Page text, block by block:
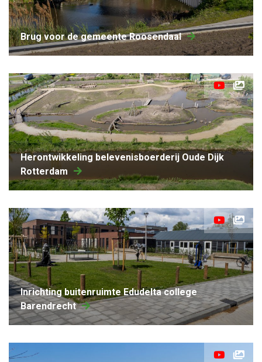
brug voor de gemeente Roosendaal
Herontwikkeling belevenisboerderij Oude Dijk
Rotterdam
inrichting buitenruimte Edudelta college
Barendrecht